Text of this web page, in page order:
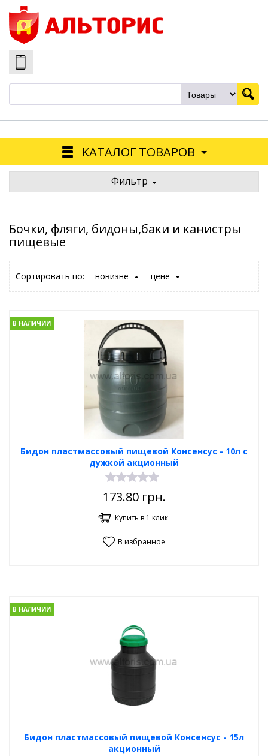
КАТАЛОГ ТОВАРОВ
Фильтр
Бочки, фляги, бидоны,баки и канистры
пищевые
Сортировать по: новизне цене
Бидон пластмассовый пищевой Консенсус - 10л с
дужкой акционный
В НАЛИЧИИ
173.80грн.
Купить в 1 клик
В избранное
Бидон пластмассовый пищевой Консенсус - 15л
акционный
В НАЛИЧИИ